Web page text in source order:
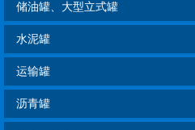
储油罐、大型立式罐
水泥罐
运输罐
沥青罐